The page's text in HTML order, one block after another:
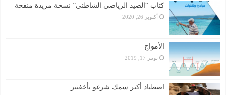
كتاب “الصيد الرياضي الشاطئي” نسخة مزيدة منقحة
أكتوبر 26, 2020
الأمواج
نونبر 17, 2019
اصطياد أكبر سمك شرغو بأخفنير